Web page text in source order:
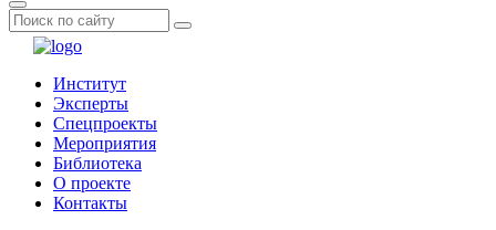
Институт
Эксперты
Спецпроекты
Мероприятия
Библиотека
О проекте
Контакты